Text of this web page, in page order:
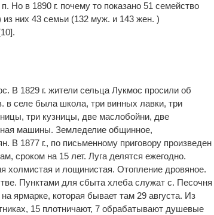
Но в 1890 г. почему то показано 51 семейство
них 43 семьи (132 муж. и 143 жен. )
В 1829 г. жители сельца Лукмос просили об
в селе была школа, три винных лавки, три
три кузницы, две маслобойни, две
машины. Земледелие общинное,
В 1877 г., по письменному приговору произведен
сроком на 15 лет. Луга делятся ежегодно.
холмистая и лощинистая. Отопление дровяное.
Пунктами для сбыта хлеба служат с. Песочня
ярмарке, которая бывает там 29 августа. Из
15 плотничают, 7 обрабатывают душевые